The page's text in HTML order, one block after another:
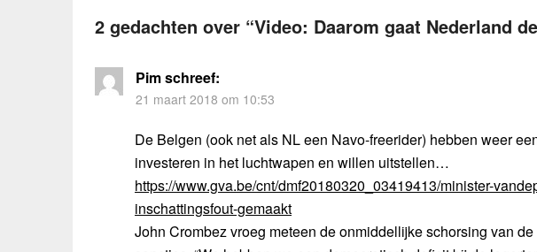
2 gedachten over “Video: Daarom gaat Nederland
Pimschreef:
21 maart 2018 om 10:53
De Belgen (ook net als NL een Navo-freerider) hebben weer
investeren in het luchtwapen en willen uitstellen…
https://www.gva.be/cnt/dmf20180320_03419413/minister-
inschattingsfout-gemaakt
John Crombez vroeg meteen de onmiddellijke schorsing van